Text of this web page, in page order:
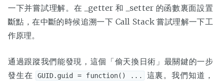
一下并嘗試理解。在 _getter 和 _setter 的函數裏面設置
斷點，在中斷的時候追溯一下 Call Stack 嘗試理解一下工
作原理。
通過跟蹤我們能發現，這個「偷天換日術」最關鍵的一步
發生在
GUID.guid = function() ... 這裏。我們知道，